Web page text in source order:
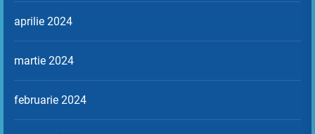
aprilie 2024
martie 2024
februarie 2024